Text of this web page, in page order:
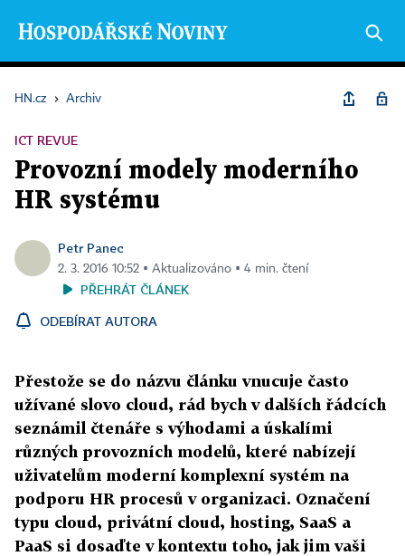
HN.cz › Archiv
ICT REVUE
Provozní modely moderního
HR systému
Petr Panec
2. 3. 2016 10:52 ▪ Aktualizováno ▪ 4 min. čtení
PŘEHRÁT ČLÁNEK
ODEBÍRAT AUTORA
Přestože se do názvu článku vnucuje často
užívané slovo cloud, rád bych v dalších řádcích
seznámil čtenáře s výhodami a úskalími
různých provozních modelů, které nabízejí
uživatelům moderní komplexní systém na
podporu HR procesů v organizaci. Označení
typu cloud, privátní cloud, hosting, SaaS a
PaaS si dosaďte v kontextu toho, jak jim vaši